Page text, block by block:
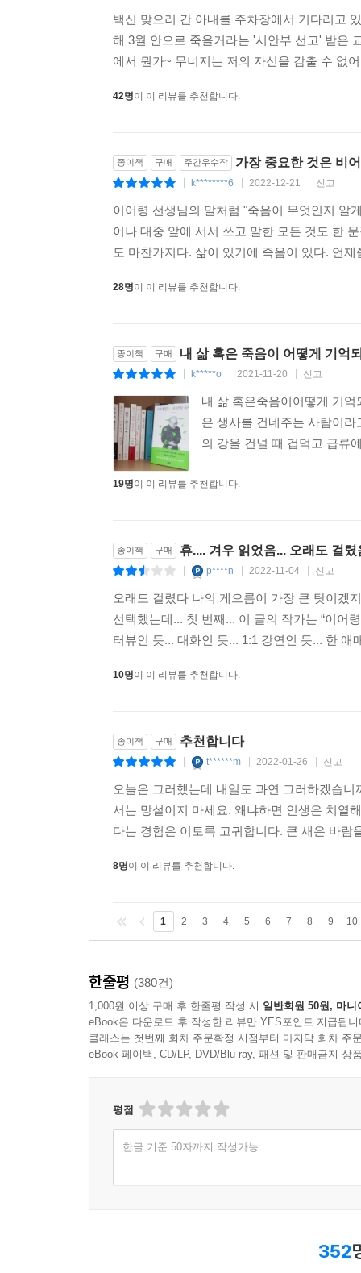
| g******8 2022-03-11 | 신고
백신 맞으러 간 아내를 주차장에서 기다리고
해 3월 안으로 죽을거라는 '시안부 선고' 받은
종이책 구매 주간우수작 가장 중요한 것은 비
k********6 2022-12-21 | 신고
이어령 선생님의 말처럼 "죽음이 무엇인지 알
어나 대중 앞에 서서 쓰고 말한 모든 것도 한
종이책 구매 내 삶 혹은 죽음이 어떻게 기
| k*****o | 2021-11-20 | 신고
내 삶 혹은죽음이어떻게 기
은 생사를 건네주는 사람이
종이책 구매 휴.... 겨우 읽었음... 오래도 걸렸
| p****n | 2022-11-04 | 신고
오래도 걸렸다 나의 게으름이 가장 큰 탓이겠
선택했는데... 첫 번째... 이 글의 작가는 “이어
종이책 구매 추천합니다
| t******m | 2022-01-26 | 신고
오늘은 그러했는데 내일도 과연 그러하겠습
서는 망설이지 마세요. 왜냐하면 인생은 치열
1 2 3 4 5 6 7 8 9 10
한줄평(380건)
1,000원 이상 구매 후 한줄평 작성 시 일반회원 50원, 마니
eBook은 다운로드 후 작성한 리뷰만 YES포인트 지급됩니
클래스는 첫번째 회차 주문확정 시점부터 마지막 회차 주
평점